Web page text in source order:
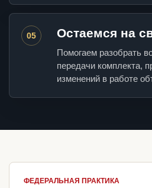
05 Остаемся на
Помогаем разобрать
передачи комплекта,
изменений в работе
ФЕДЕРАЛЬНАЯ ПРАКТИКА